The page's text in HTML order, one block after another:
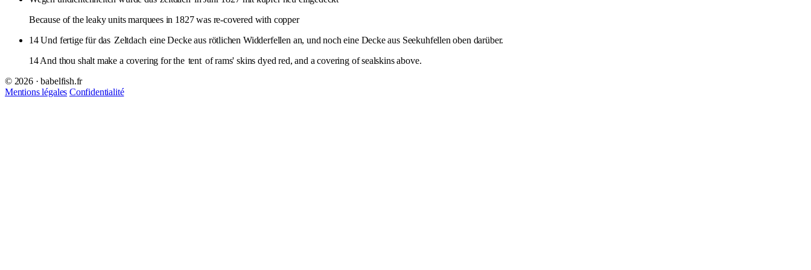
Because of the leaky units marquees in 1827 was re-covered with copper
14 Und fertige für das Zeltdach eine Decke aus rötlichen Widderfellen an, und noch eine Decke aus Seekuhfellen oben darüber.
14 And thou shalt make a covering for the tent of rams' skins dyed red, and a covering of sealskins above.
© 2026 · babelfish.fr
Mentions légales Confidentialité